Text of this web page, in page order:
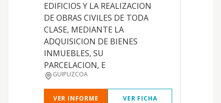
EDIFICIOS Y LA REALIZACION
DE OBRAS CIVILES DE TODA
CLASE, MEDIANTE LA
ADQUISICION DE BIENES
INMUEBLES, SU
PARCELACION, E
GUIPUZCOA
VER INFORME VER FICHA